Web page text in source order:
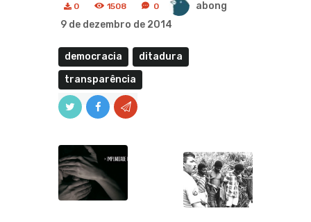
0 1508 0
abong
9 de dezembro de 2014
democracia
ditadura
transparência